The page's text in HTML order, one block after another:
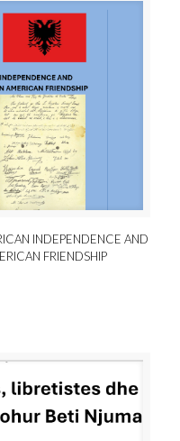
INDEPENDENCE AND
FRIENDSHIP